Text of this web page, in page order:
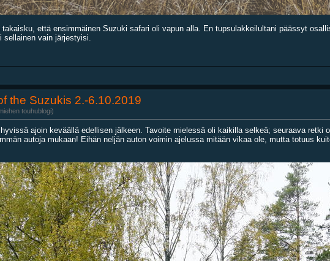
että ensimmäinen Suzuki safari oli vapun alla. En tupsulakkeilultani päässyt
vain järjestyisi.
the Suzukis 2.-6.10.2019
touhublogi)
ajoin keväällä edellisen jälkeen. Tavoite mielessä oli kaikilla selkeä; seuraava retki
autoja mukaan! Eihän neljän auton voimin ajelussa mitään vikaa ole, mutta totuus